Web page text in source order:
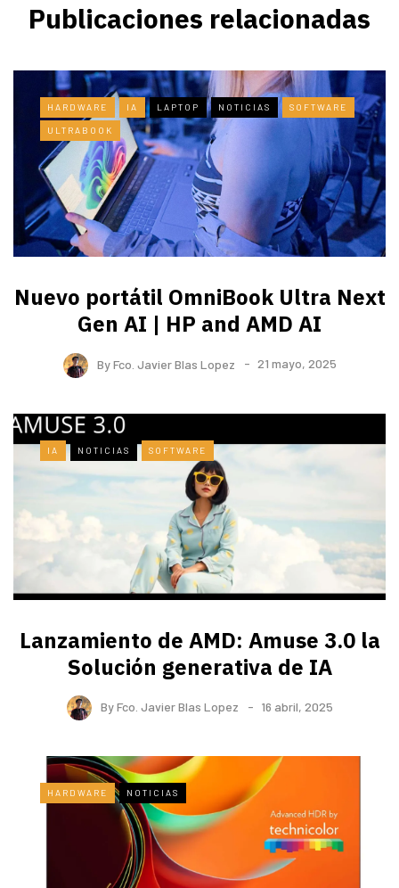
Publicaciones relacionadas
HARDWARE IA LAPTOP NOTICIAS SOFTWARE
ULTRABOOK
Nuevo portátil OmniBook Ultra ​Next
Gen AI | HP and AMD AI
ByFco. Javier Blas Lopez 21 mayo, 2025
IA NOTICIAS SOFTWARE
Lanzamiento de AMD: Amuse 3.0 la
Solución generativa de IA
ByFco. Javier Blas Lopez 16 abril, 2025
HARDWARE NOTICIAS